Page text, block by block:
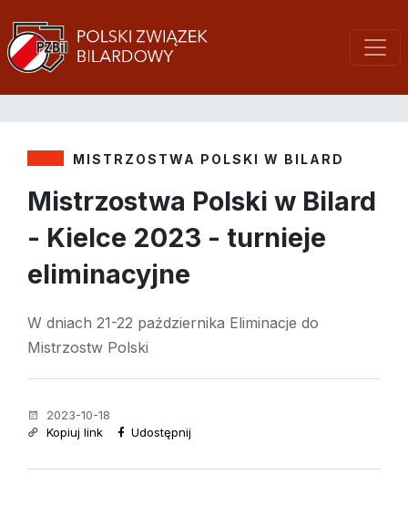
MISTRZOSTWA POLSKI W BILARD
Mistrzostwa Polski w Bilard
- Kielce 2023 - turnieje
eliminacyjne
W dniach 21-22 października Eliminacje do
Mistrzostw Polski
2023-10-18
Kopiuj link
Udostępnij